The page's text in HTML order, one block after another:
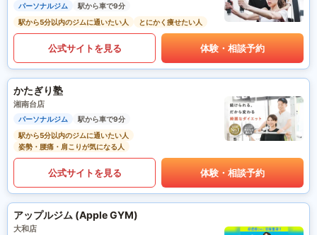
パーソナルジム
駅から車で9分
駅から5分以内のジムに通いたい人
とにかく痩せたい人
公式サイトを見る 体験・相談予約
かたぎり塾
湘南台店
パーソナルジム
駅から車で9分
駅から5分以内のジムに通いたい人
姿勢・腰痛・肩こりが気になる人
公式サイトを見る 体験・相談予約
アップルジム (Apple GYM)
大和店